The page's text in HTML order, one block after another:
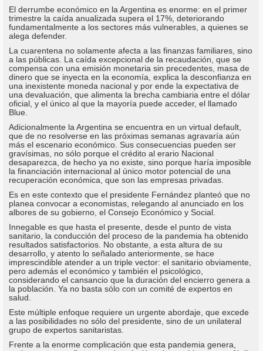
El derrumbe económico en la Argentina es enorme: en el primer
trimestre la caída anualizada supera el 17%, deteriorando
fundamentalmente a los sectores más vulnerables, a quienes se
alega defender.
La cuarentena no solamente afecta a las finanzas familiares, sino
a las públicas. La caída excepcional de la recaudación, que se
compensa con una emisión monetaria sin precedentes, masa de
dinero que se inyecta en la economía, explica la desconfianza en
una inexistente moneda nacional y por ende la expectativa de
una devaluación, que alimenta la brecha cambiaria entre el dólar
oficial, y el único al que la mayoría puede acceder, el llamado
Blue.
Adicionalmente la Argentina se encuentra en un virtual default,
que de no resolverse en las próximas semanas agravaría aún
más el escenario económico. Sus consecuencias pueden ser
gravísimas, no sólo porque el crédito al erario Nacional
desaparezca, de hecho ya no existe, sino porque haría imposible
la financiación internacional al único motor potencial de una
recuperación económica, que son las empresas privadas.
Es en este contexto que el presidente Fernández planteó que no
planea convocar a economistas, relegando al anunciado en los
albores de su gobierno, el Consejo Económico y Social.
Innegable es que hasta el presente, desde el punto de vista
sanitario, la conducción del proceso de la pandemia ha obtenido
resultados satisfactorios. No obstante, a esta altura de su
desarrollo, y atento lo señalado anteriormente, se hace
imprescindible atender a un triple vector: el sanitario obviamente,
pero además el económico y también el psicológico,
considerando el cansancio que la duración del encierro genera a
la población. Ya no basta sólo con un comité de expertos en
salud.
Este múltiple enfoque requiere un urgente abordaje, que excede
a las posibilidades no sólo del presidente, sino de un unilateral
grupo de expertos sanitaristas.
Frente a la enorme complicación que esta pandemia genera,